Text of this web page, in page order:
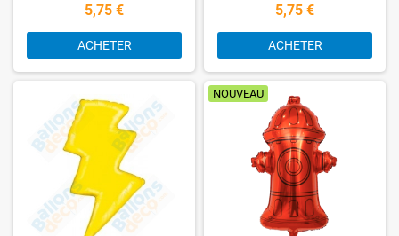
5,75 €
ACHETER
5,75 €
ACHETER
NOUVEAU